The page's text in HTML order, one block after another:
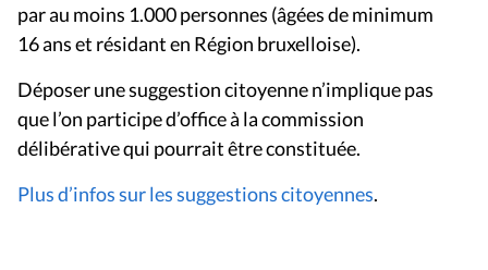
par au moins 1.000 personnes (âgées de minimum
16 ans et résidant en Région bruxelloise).
Déposer une suggestion citoyenne n’implique pas
que l’on participe d’office à la commission
délibérative qui pourrait être constituée.
Plus d’infos sur les suggestions citoyennes.